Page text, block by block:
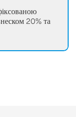
20% та